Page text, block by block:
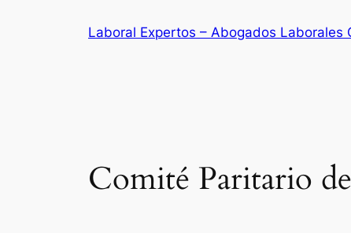
Laboral Expertos – Abogados Laborales
Comité Paritario